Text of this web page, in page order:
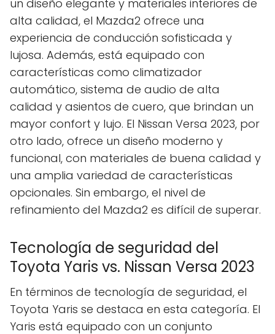
un diseño elegante y materiales interiores de
alta calidad, el Mazda2 ofrece una
experiencia de conducción sofisticada y
lujosa. Además, está equipado con
características como climatizador
automático, sistema de audio de alta
calidad y asientos de cuero, que brindan un
mayor confort y lujo. El Nissan Versa 2023, por
otro lado, ofrece un diseño moderno y
funcional, con materiales de buena calidad y
una amplia variedad de características
opcionales. Sin embargo, el nivel de
refinamiento del Mazda2 es difícil de superar.
Tecnología de seguridad del
Toyota Yaris vs. Nissan Versa 2023
En términos de tecnología de seguridad, el
Toyota Yaris se destaca en esta categoría. El
Yaris está equipado con un conjunto